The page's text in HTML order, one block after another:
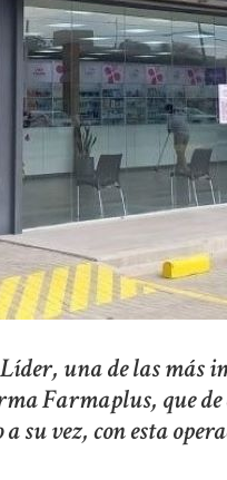
una de las más
Farmaplus, que de
su vez, con esta